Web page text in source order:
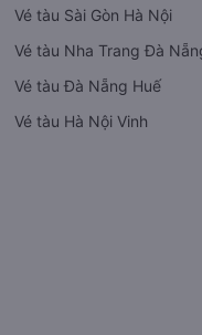
Vé tàu Sài Gòn Hà Nội
Vé tàu Nha Trang Đà
Vé tàu Đà Nẵng Huế
Vé tàu Hà Nội Vinh